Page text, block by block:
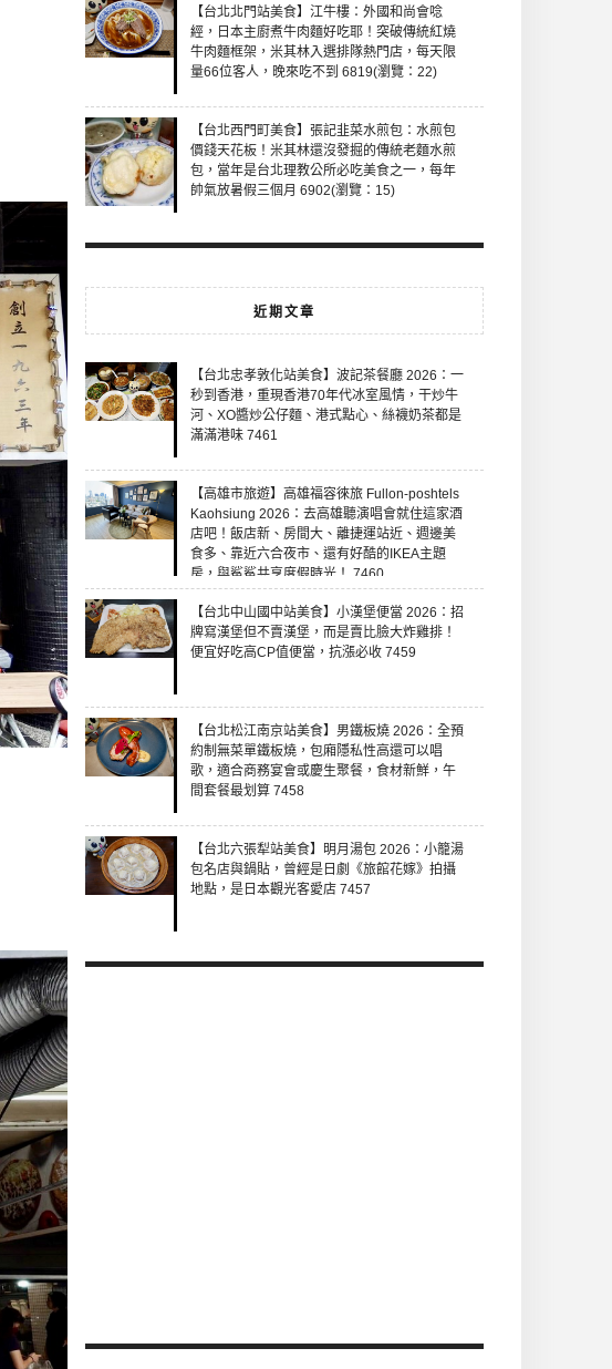
【台北北門站美食】江牛樓：外國和尚會唸
經，日本主廚煮牛肉麵好吃耶！突破傳統紅燒
牛肉麵框架，米其林入選排隊熱門店，每天限
量66位客人，晚來吃不到 6819(瀏覽：22)
【台北西門町美食】張記韭菜水煎包：水煎包
價錢天花板！米其林還沒發掘的傳統老麵水煎
包，當年是台北理教公所必吃美食之一，每年
帥氣放暑假三個月 6902(瀏覽：15)
近期文章
【台北忠孝敦化站美食】波記茶餐廳 2026：一
秒到香港，重現香港70年代冰室風情，干炒牛
河、XO醬炒公仔麵、港式點心、絲襪奶茶都是
滿滿港味 7461
【高雄市旅遊】高雄福容徠旅 Fullon-poshtels
Kaohsiung 2026：去高雄聽演唱會就住這家酒
店吧！飯店新、房間大、離捷運站近、週邊美
食多、靠近六合夜市、還有好酷的IKEA主題
房，與鯊鯊共享度假時光！ 7460
【台北中山國中站美食】小漢堡便當 2026：招
牌寫漢堡但不賣漢堡，而是賣比臉大炸雞排！
便宜好吃高CP值便當，抗漲必收 7459
【台北松江南京站美食】男鐵板燒 2026：全預
約制無菜單鐵板燒，包廂隱私性高還可以唱
歌，適合商務宴會或慶生聚餐，食材新鮮，午
間套餐最划算 7458
【台北六張犁站美食】明月湯包 2026：小籠湯
包名店與鍋貼，曾經是日劇《旅館花嫁》拍攝
地點，是日本觀光客愛店 7457